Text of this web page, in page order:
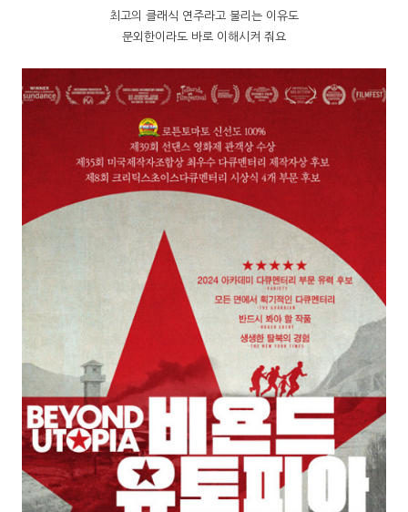
최고의 클래식 연주라고 불리는 이유도
문외한이라도 바로 이해시켜 줘요